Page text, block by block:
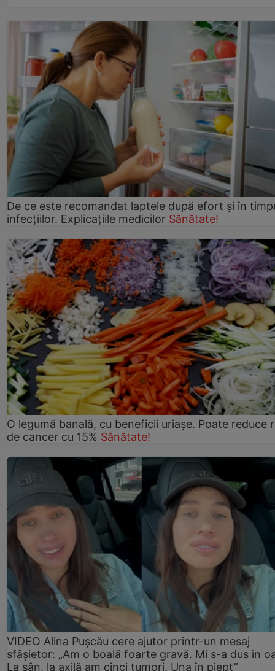
De ce este recomandat laptele după efort și în
infecțiilor. Explicațiile medicilor Sănătate!
O legumă banală, cu beneficii uriașe. Poate reduce
de cancer cu 15% Sănătate!
VIDEO Alina Pușcău cere ajutor printr-un mesaj
sfâșietor: „Am o boală foarte gravă. Mi s-a dus în
La sân, la axilă am cinci tumori. Una în piept”